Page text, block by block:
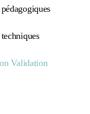
Validation